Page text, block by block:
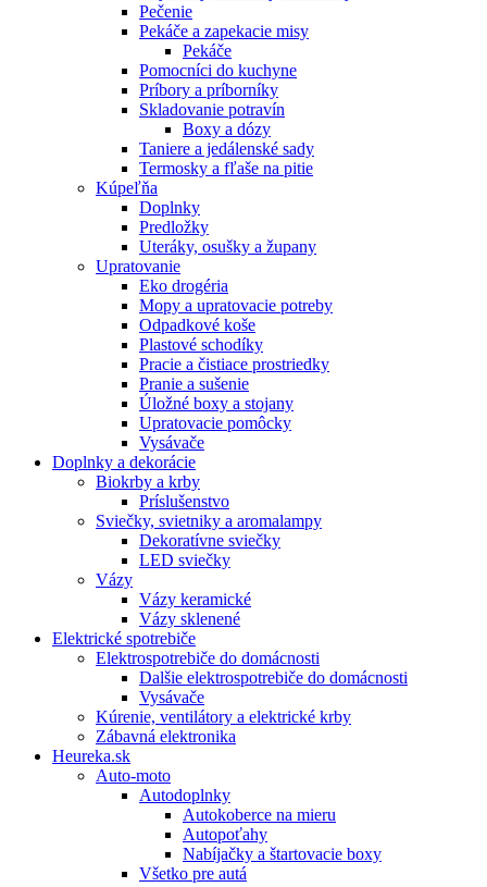
Pečenie
Pekáče a zapekacie misy
Pekáče
Pomocníci do kuchyne
Príbory a príborníky
Skladovanie potravín
Boxy a dózy
Taniere a jedálenské sady
Termosky a fľaše na pitie
Kúpeľňa
Doplnky
Predložky
Uteráky, osušky a župany
Upratovanie
Eko drogéria
Mopy a upratovacie potreby
Odpadkové koše
Plastové schodíky
Pracie a čistiace prostriedky
Pranie a sušenie
Úložné boxy a stojany
Upratovacie pomôcky
Vysávače
Doplnky a dekorácie
Biokrby a krby
Príslušenstvo
Sviečky, svietniky a aromalampy
Dekoratívne sviečky
LED sviečky
Vázy
Vázy keramické
Vázy sklenené
Elektrické spotrebiče
Elektrospotrebiče do domácnosti
Dalšie elektrospotrebiče do domácnosti
Vysávače
Kúrenie, ventilátory a elektrické krby
Zábavná elektronika
Heureka.sk
Auto-moto
Autodoplnky
Autokoberce na mieru
Autopoťahy
Nabíjačky a štartovacie boxy
Všetko pre autá